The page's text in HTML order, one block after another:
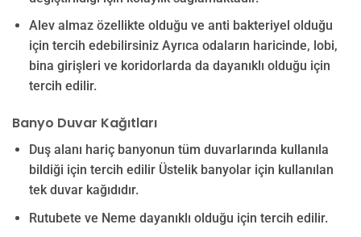
Alev almaz özellikte olduğu ve anti bakteriyel olduğu
için tercih edebilirsiniz Ayrıca odaların haricinde, lobi,
bina girişleri ve koridorlarda da dayanıklı olduğu için
tercih edilir.
Banyo Duvar Kağıtları
Duş alanı hariç banyonun tüm duvarlarında kullanıla
bildiği için tercih edilir Üstelik banyolar için kullanılan
tek duvar kağıdıdır.
Rutubete ve Neme dayanıklı olduğu için tercih edilir.